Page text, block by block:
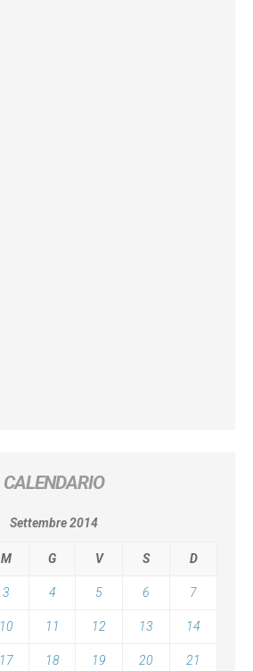
CALENDARIO
Settembre 2014
M G V S D
3 4 5 6 7
10 11 12 13 14
17 18 19 20 21